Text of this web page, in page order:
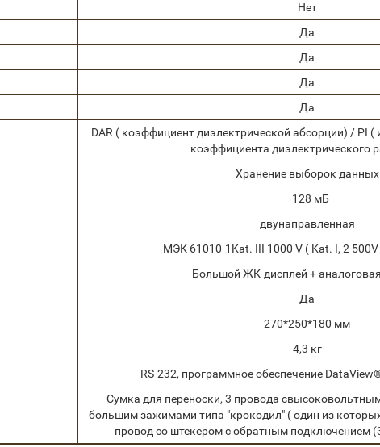
Нет
Да
Да
Да
Да
DAR ( коэффициент диэлектрической абсорции) / PI (
коэффициента диэлектрического
Хранение выборок данных
128 мБ
двунаправленная
МЭК 61010-1Kat. III 1000 V ( Kat. I, 2
Большой ЖК-дисплей +
Да
270*250*180 мм
4,3 кг
RS-232, программное обеспечение
Сумка для переноски, 3 провода
большим зажимами типа "крокодил" ( один из которых
провод со штекером с обратным подключением